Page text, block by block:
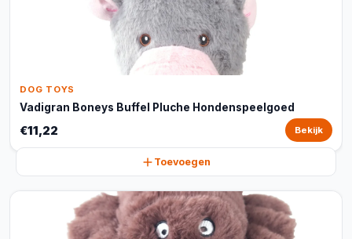
DOG TOYS
Vadigran Boneys Buffel Pluche Hondenspeelgoed
€11,22 Bekijk
Toevoegen